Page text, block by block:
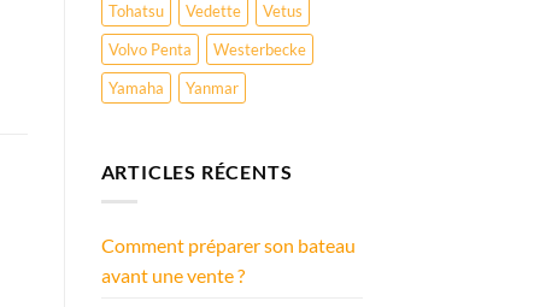
Tohatsu
Vedette
Vetus
Volvo Penta
Westerbecke
Yamaha
Yanmar
ARTICLES RÉCENTS
Comment préparer son bateau
avant une vente ?